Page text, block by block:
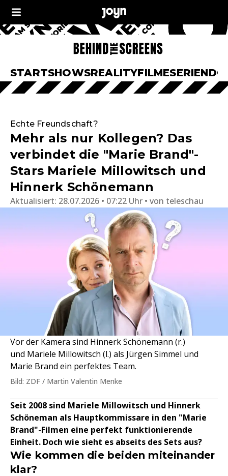
STARTSHOWSREALITYFILMESERIEN
Echte Freundschaft?
Mehr als nur Kollegen? Das
verbindet die "Marie Brand"-
Stars Mariele Millowitsch und
Hinnerk Schönemann
Aktualisiert: 28.07.2026 • 07:22 Uhr von teleschau
Vor der Kamera sind Hinnerk Schönemann (r.)
und Mariele Millowitsch (l.) als Jürgen Simmel und
Marie Brand ein perfektes Team.
Bild: ZDF / Martin Valentin Menke
Seit 2008 sind Mariele Millowitsch und Hinnerk
Schöneman als Hauptkommissare in den "Marie
Brand"-Filmen eine perfekt funktionierende
Einheit. Doch wie sieht es abseits des Sets aus?
Wie kommen die beiden miteinander
klar?